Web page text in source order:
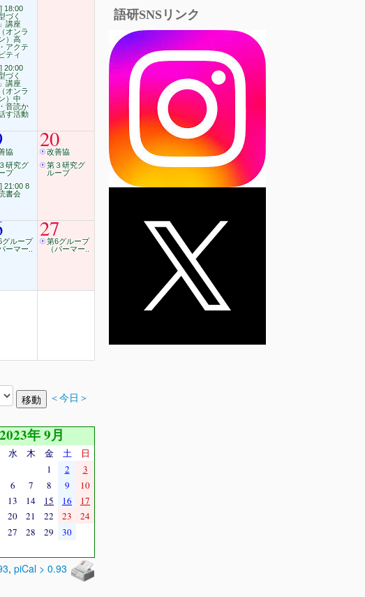
18:00
づく
講座
オンラ
）高
アクテ
ティ
20:00
づく
講座
オンラ
）中
音読か
す活動
協
研究グ
プ
21:00 8
書会
20
改善協
第３研究グ
ループ
グループ
ーマー..
27
第6グループ
（パーマー..
＜今日＞
2023年 9月
水 木 金 土
日
1
2
3
6 7 8 9
10
13 14 15 16
17
20 21 22 23
24
27 28 29 30
, piCal > 0.93
語研SNSリンク